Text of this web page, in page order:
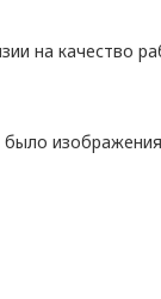
на качество